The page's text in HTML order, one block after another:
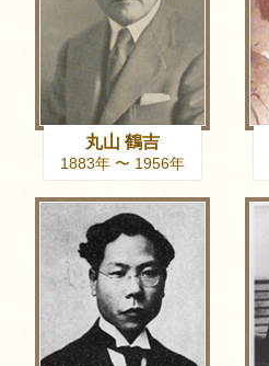
丸山 鶴吉
1883年 〜 1956年